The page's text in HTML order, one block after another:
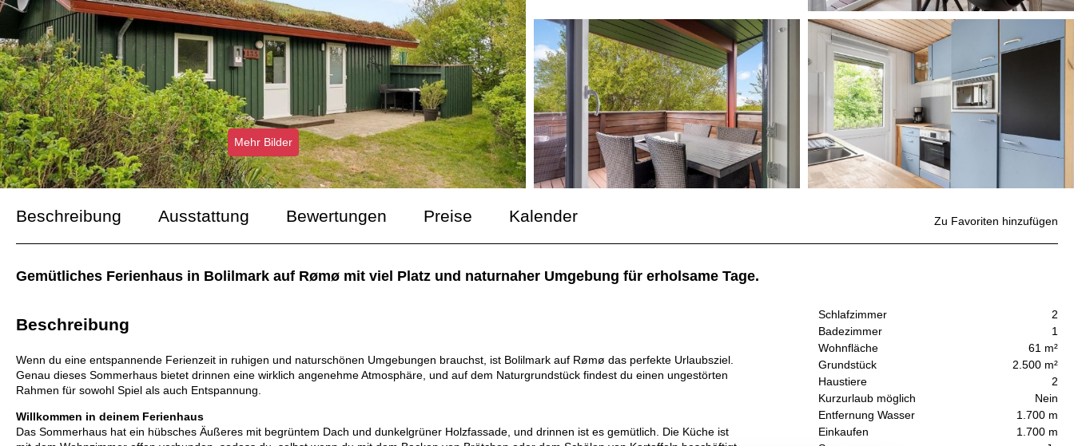
Mehr Bilder
Beschreibung Ausstattung Bewertungen Preise Kalender
Gemütliches Ferienhaus in Bolilmark auf Rømø mit viel Platz und naturnaher Umgebung für erholsame Tage.
Schlafzimmer
2
Badezimmer
1
Wohnfläche
61 m²
Grundstück
2.500 m²
Haustiere
2
Kurzurlaub möglich
Nein
Entfernung Wasser
1.700 m
Einkaufen
1.700 m
Zu Favoriten hinzufügen
Beschreibung
Wenn du eine entspannende Ferienzeit in ruhigen und naturschönen Umgebungen brauchst, ist Bolilmark auf Rømø das perfekte Urlaubsziel.
Genau dieses Sommerhaus bietet drinnen eine wirklich angenehme Atmosphäre, und auf dem Naturgrundstück findest du einen ungestörten
Rahmen für sowohl Spiel als auch Entspannung.
Willkommen in deinem Ferienhaus
Das Sommerhaus hat ein hübsches Äußeres mit begrüntem Dach und dunkelgrüner Holzfassade, und drinnen ist es gemütlich. Die Küche ist